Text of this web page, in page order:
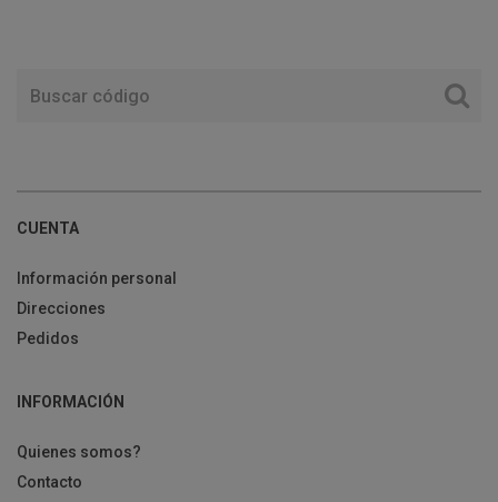
CUENTA
Información personal
Direcciones
Pedidos
INFORMACIÓN
Quienes somos?
Contacto